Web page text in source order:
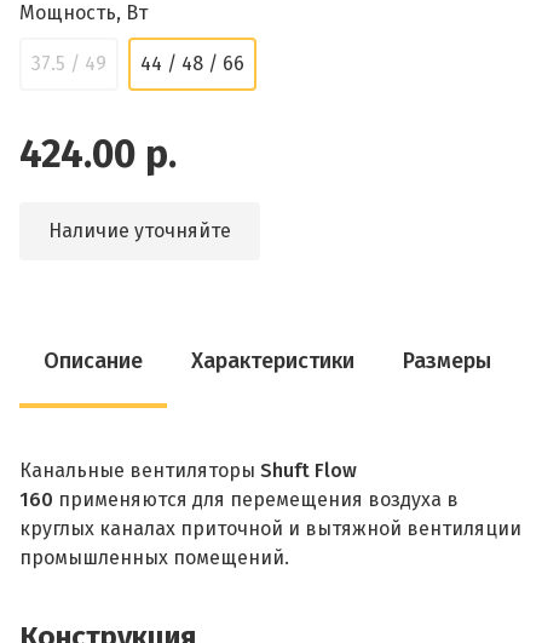
424.00 р.
Мощность, Вт
37.5 / 49 44 / 48 / 66
Наличие уточняйте
Описание Характеристики Размеры
Канальные вентиляторы Shuft Flow
160 применяются для перемещения воздуха в
круглых каналах приточной и вытяжной вентиляции
промышленных помещений.